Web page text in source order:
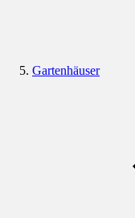
Gartenhäuser